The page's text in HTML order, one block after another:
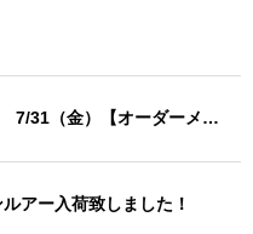
31（金）【オーダーメ…
アー入荷致しました！